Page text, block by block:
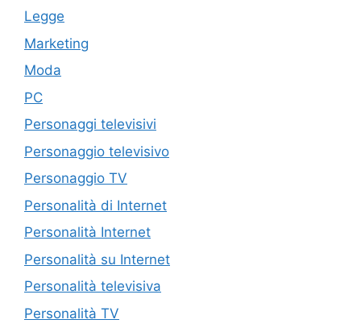
Legge
Marketing
Moda
PC
Personaggi televisivi
Personaggio televisivo
Personaggio TV
Personalità di Internet
Personalità Internet
Personalità su Internet
Personalità televisiva
Personalità TV